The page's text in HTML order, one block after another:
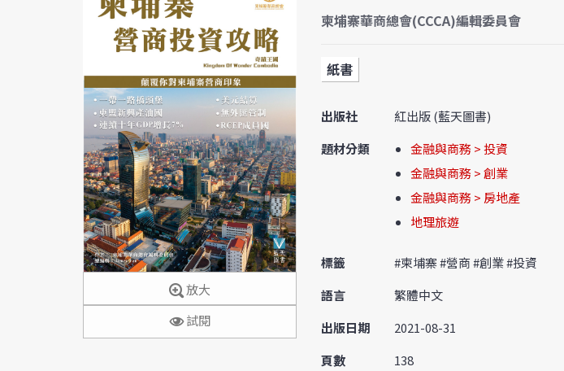
放大
試閱
柬埔寨華商總會(CCCA)編輯委員會
紙書
出版社
紅出版 (藍天圖書)
題材分類
金融與商務 > 投資
金融與商務 > 創業
金融與商務 > 房地產
地理旅遊
標籤
#柬埔寨 #營商 #創業 #投資
語言
繁體中文
出版日期
2021-08-31
頁數
138